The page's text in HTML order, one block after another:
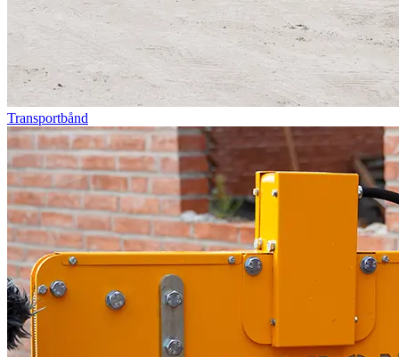
Transportbånd